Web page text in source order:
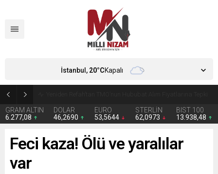
GRAM ALTIN
6.277,08
DOLAR
46,2690
EURO
53,5644
STERLİN
62,0973
BIST 100
13.938,48
İstanbul, 20°CKapalı
Feci kaza! Ölü ve yaralılar
var